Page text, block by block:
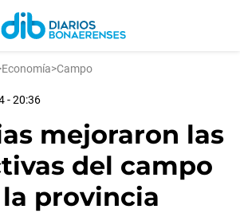
Economía>Campo
- 20:36
mejoraron las
del campo
provincia